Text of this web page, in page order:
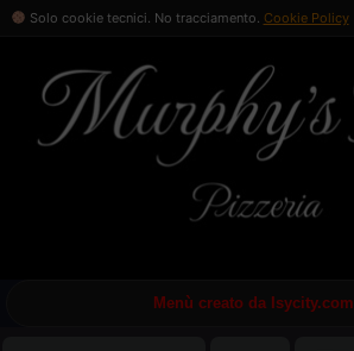
Menù creato da Isycity.com
Solo cookie tecnici. No tracciamento. Cookie Policy